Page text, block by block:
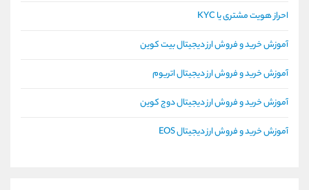
احراز هویت مشتری یا KYC
آموزش خرید و فروش ارز دیجیتال بیت کوین
آموزش خرید و فروش ارز دیجیتال اتریوم
آموزش خرید و فروش ارز دیجیتال دوج کوین
آموزش خرید و فروش ارز دیجیتال EOS